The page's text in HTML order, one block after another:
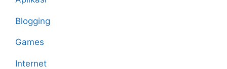
Blogging
Games
Internet